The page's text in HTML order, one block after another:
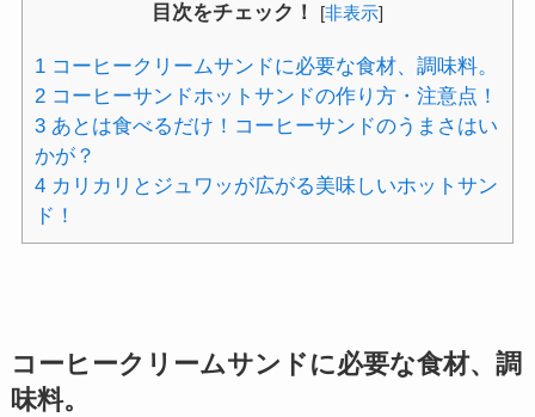
目次をチェック！ [非表示]
1コーヒークリームサンドに必要な食材、調味料。
2コーヒーサンドホットサンドの作り方・注意点！
3あとは食べるだけ！コーヒーサンドのうまさはい
かが？
4カリカリとジュワッが広がる美味しいホットサン
ド！
コーヒークリームサンドに必要な食材、調
味料。